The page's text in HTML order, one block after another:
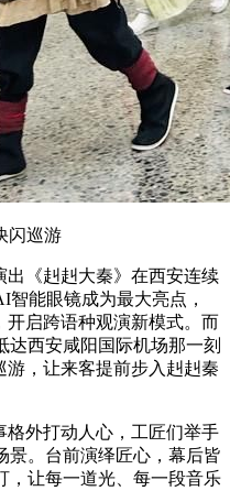
闪巡游
《赳赳大秦》在西安连续
能眼镜成为最大亮点，
开启跨语种观演新模式。而
西安咸阳国际机场那一刻
游，让来客提前步入赳赳秦
外打动人心，工匠们举手
景。台前演绎匠心，幕后皆
，让每一道光、每一段音乐